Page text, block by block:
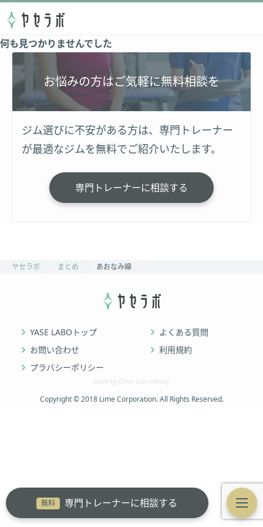
無料 専門トレーナーに相談する
何も見つかりませんでした
お悩みの方はご気軽に無料相談を
ジム選びに不安がある方は、専門トレーナー
が最適なジムを無料でご紹介いたします。
専門トレーナーに相談する
ヤセラボ まとめ あおなみ線
YASE LABOトップ
よくある質問
お問い合わせ
利用規約
プラバシーポリシー
Icons by Orion Icon Library
Copyright © 2018 Lime Corporation. All Rights Reserved.